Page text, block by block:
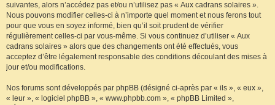
suivantes, alors n’accédez pas et/ou n’utilisez pas « Aux cadrans solaires ».
Nous pouvons modifier celles-ci à n’importe quel moment et nous ferons tout
pour que vous en soyez informé, bien qu’il soit prudent de vérifier
régulièrement celles-ci par vous-même. Si vous continuez d’utiliser « Aux
cadrans solaires » alors que des changements ont été effectués, vous
acceptez d’être légalement responsable des conditions découlant des mises à
jour et/ou modifications.
Nos forums sont développés par phpBB (désigné ci-après par « ils », « eux »,
« leur », « logiciel phpBB », « www.phpbb.com », « phpBB Limited »,